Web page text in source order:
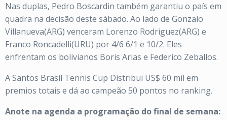
Nas duplas, Pedro Boscardin também garantiu o país em
quadra na decisão deste sábado. Ao lado de Gonzalo
Villanueva(ARG) venceram Lorenzo Rodriguez(ARG) e
Franco Roncadelli(URU) por 4/6 6/1 e 10/2. Eles
enfrentam os bolivianos Boris Arias e Federico Zeballos.
A Santos Brasil Tennis Cup Distribui US$ 60 mil em
premios totais e dá ao campeão 50 pontos no ranking.
Anote na agenda a programação do final de semana: